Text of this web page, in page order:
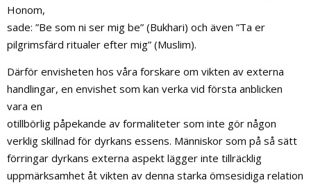
Honom,
sade: ”Be som ni ser mig be” (Bukhari) och även ”Ta er
pilgrimsfärd ritualer efter mig” (Muslim).
Därför envisheten hos våra forskare om vikten av externa
handlingar, en envishet som kan verka vid första anblicken
vara en
otillbörlig påpekande av formaliteter som inte gör någon
verklig skillnad för dyrkans essens. Människor som på så sätt
förringar dyrkans externa aspekt lägger inte tillräcklig
uppmärksamhet åt vikten av denna starka ömsesidiga relation